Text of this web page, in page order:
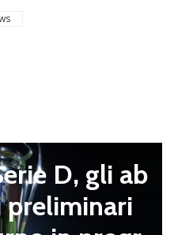
D, gli ab
preliminari